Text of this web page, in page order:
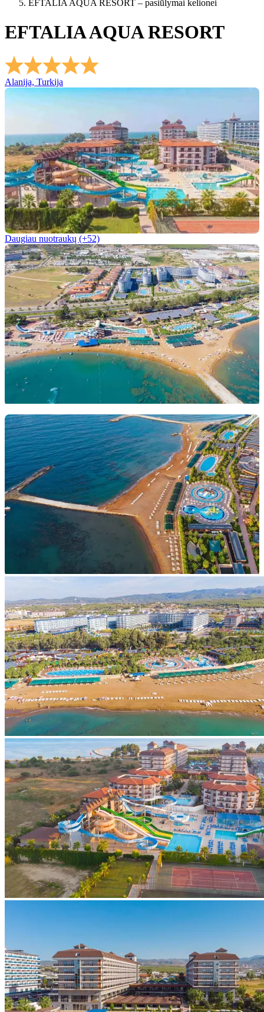
EFTALIA AQUA RESORT – pasiūlymai kelionei
EFTALIA AQUA RESORT
Alanija, Turkija
Daugiau nuotraukų (+52)